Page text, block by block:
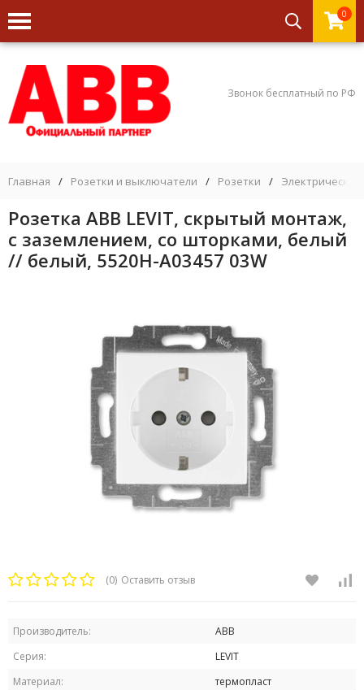
0
Звонок бесплатный по РФ
Главная / Розетки и выключатели / Розетки /
Розетка ABB LEVIT, скрытый монтаж,
с заземлением, со шторками, белый
// белый, 5520H-A03457 03W
(0) Оставить отзыв
Производитель:
ABB
Серия:
LEVIT
Материал:
термопласт